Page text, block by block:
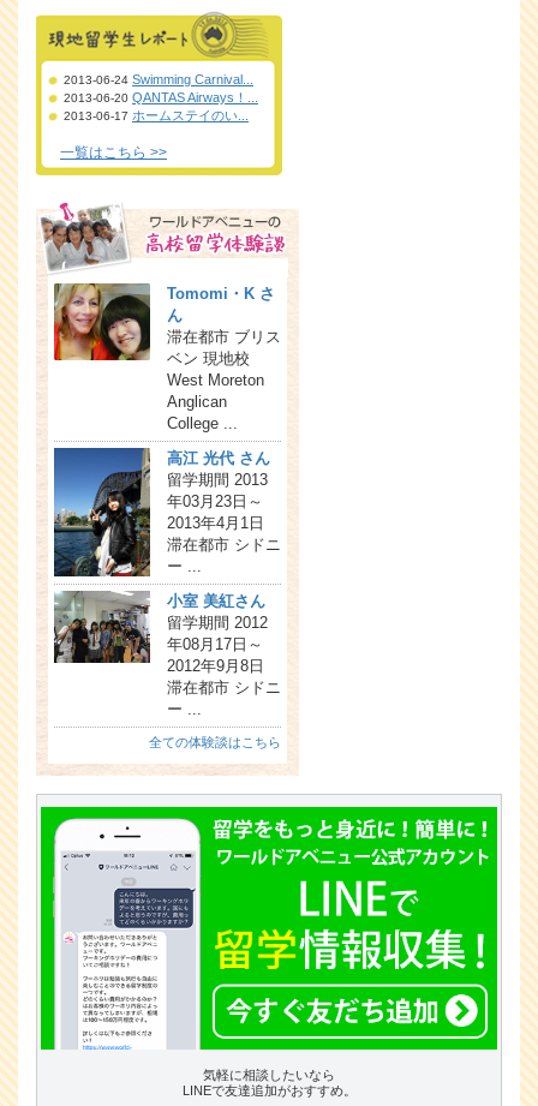
2013-06-24 Swimming Carnival...
2013-06-20 QANTAS Airways！...
2013-06-17 ホームステイのい...
一覧はこちら >>
Tomomi・K さ
ん
滞在都市 ブリス
ベン 現地校
West Moreton
Anglican
College ...
高江 光代 さん
留学期間 2013
年03月23日～
2013年4月1日
滞在都市 シドニ
ー ...
小室 美紅さん
留学期間 2012
年08月17日～
2012年9月8日
滞在都市 シドニ
ー ...
全ての体験談はこちら
気軽に相談したいなら
LINEで友達追加がおすすめ。